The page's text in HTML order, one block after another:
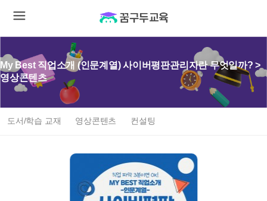
My Best 직업소개 (인문계열) 사이버평판관리자란 무엇일까? >
영상콘텐츠
도서/학습 교재 영상콘텐츠 컨설팅